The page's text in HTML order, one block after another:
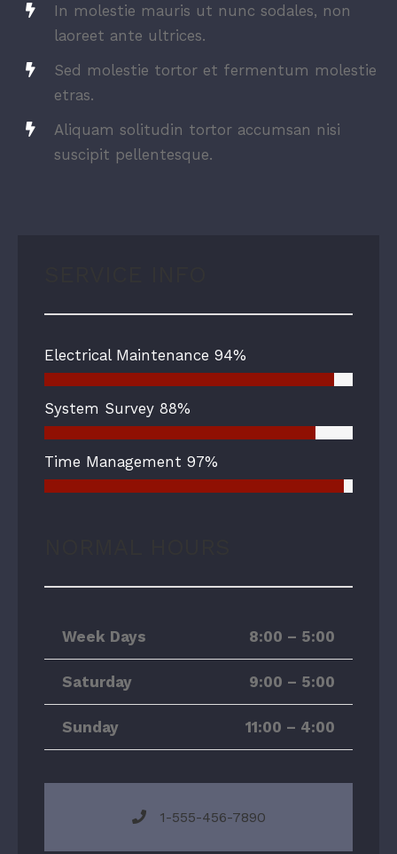
In molestie mauris ut nunc sodales, non
laoreet ante ultrices.
Sed molestie tortor et fermentum molestie
etras.
Aliquam solitudin tortor accumsan nisi
suscipit pellentesque.
Electrical Maintenance 94%
System Survey 88%
Time Management 97%
Week Days 8:00 – 5:00
Saturday 9:00 – 5:00
Sunday 11:00 – 4:00
1-555-456-7890